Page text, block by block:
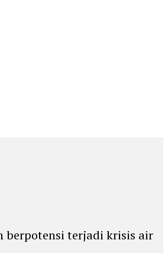
berpotensi terjadi krisis air